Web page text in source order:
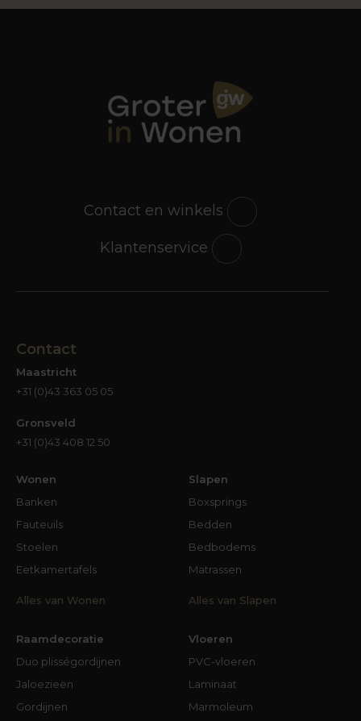
Contact en winkels
Klantenservice
Contact
Maastricht
+31 (0)43 363 05 05
Gronsveld
+31 (0)43 408 12 50
Wonen
Banken
Fauteuils
Stoelen
Eetkamertafels
Alles van Wonen
Slapen
Boxsprings
Bedden
Bedbodems
Matrassen
Alles van Slapen
Raamdecoratie
Duo plisségordijnen
Jaloezieën
Gordijnen
Vloeren
PVC-vloeren
Laminaat
Marmoleum